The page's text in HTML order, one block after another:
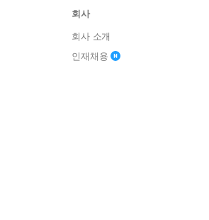
회사
회사 소개
인재채용